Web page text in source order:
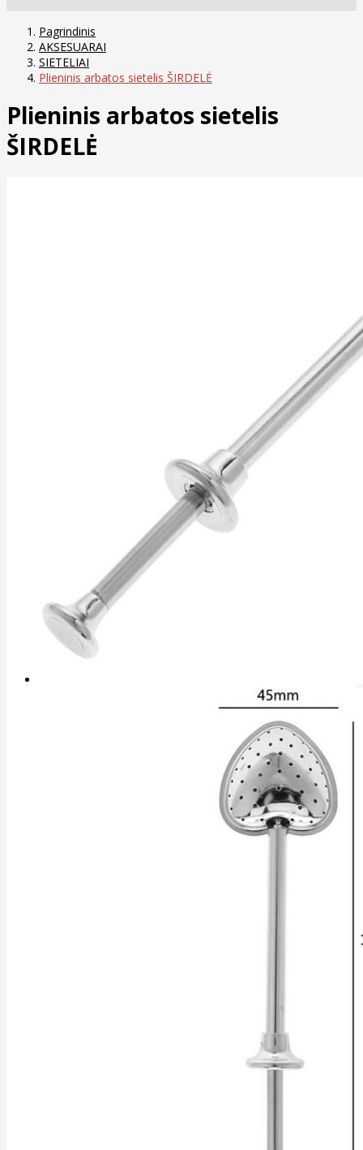
Pagrindinis
AKSESUARAI
SIETELIAI
Plieninis arbatos sietelis ŠIRDELĖ
Plieninis arbatos sietelis
ŠIRDELĖ